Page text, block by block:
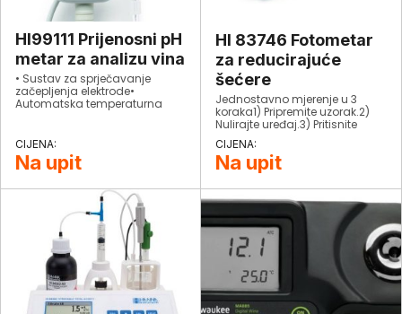
HI99111 Prijenosni pH
metar za analizu vina
• Sustav za sprječavanje
začepljenja elektrode•
Automatska temperaturna
prevenciju pogreške baterije·
Upozorava korisnike kada je
baterijaprazna što bi
očitanja• Vodootporan·
Kompaktan, za teške uvjete
svodootpornim zaštitnim
kućištem• Indikator trajanja
baterije· Postotak baterije
prikazuje sena početnom
zaslonu• Pomoćne značajke·
Poruke za lakše upravljanje
uređajem prikazane na
početnomzaslonu
Na upit
HI 83746 Fotometar
za reducirajuće
šećere
Jednostavno mjerenje u 3
koraka1) Pripremite uzorak.2)
Nulirajte uređaj.3) Pritisnite
READ i pregledajte rezultate na
LCD-u.
Na upit